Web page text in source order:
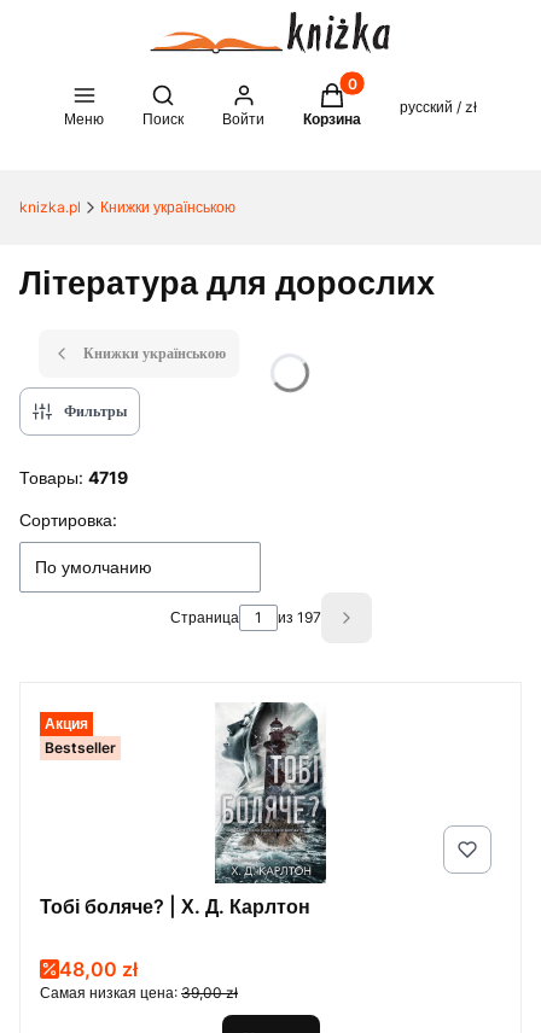
Меню
Open search engine
Поиск Войти
Товары в корзине: 0.
Корзина
русский / zł
knizka.pl Книжки українською
Література для дорослих
Книжки українською
Фильтры
Товары: 4719
Список товаров
Сортировка:
По умолчанию
Страница из 197 Next products
Акция
Bestseller
Тобі боляче? | Х. Д. Карлтон
Promotional price
48,00 zł
Самая низкая цена: 39,00 zł